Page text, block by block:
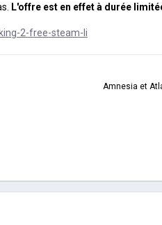
L'offre est en effet à durée
Amnesia et